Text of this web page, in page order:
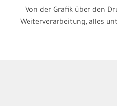
Von der Grafik über den
Weiterverarbeitung, alles